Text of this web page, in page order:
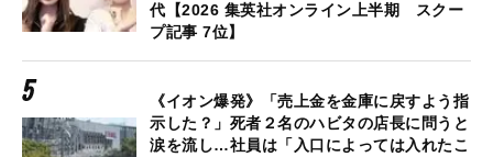
代【2026 集英社オンライン上半期 スクー
プ記事 7位】
《イオン爆発》「売上金を金庫に戻すよう指
示した？」死者２名のハビタの店長に問うと
涙を流し…社員は「入口によっては入れたこ